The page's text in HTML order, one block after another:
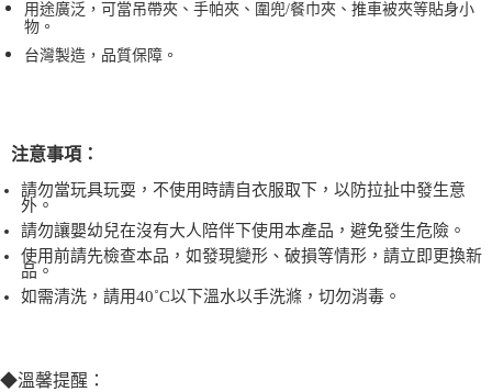
用途廣泛，可當吊帶夾、手帕夾、圍兜/餐巾夾、推車被夾等貼身小
物。
台灣製造，品質保障。
注意事項：
請勿當玩具玩耍，不使用時請自衣服取下，以防拉扯中發生意
外。
請勿讓嬰幼兒在沒有大人陪伴下使用本產品，避免發生危險。
使用前請先檢查本品，如發現變形、破損等情形，請立即更換新
品。
如需清洗，請用40˚C以下溫水以手洗滌，切勿消毒。
◆溫馨提醒：